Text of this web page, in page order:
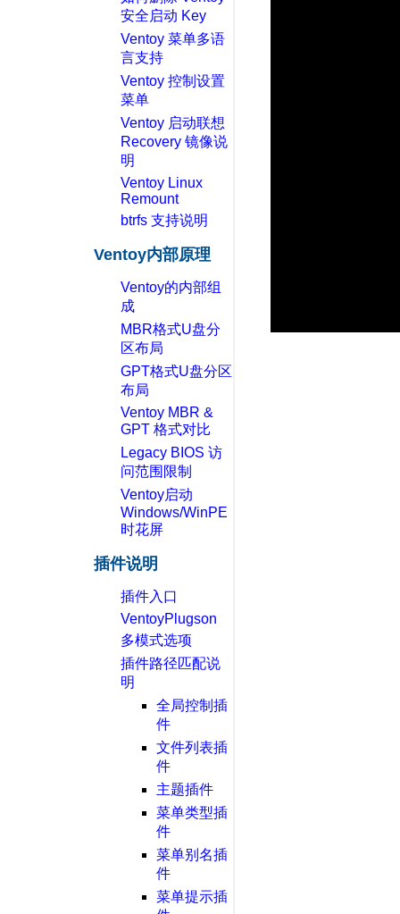
安全启动 Key
Ventoy 菜单多语
言支持
Ventoy 控制设置
菜单
Ventoy 启动联想
Recovery 镜像说
明
Ventoy Linux
Remount
btrfs 支持说明
Ventoy内部原理
Ventoy的内部组
成
MBR格式U盘分
区布局
GPT格式U盘分区
布局
Ventoy MBR &
GPT 格式对比
Legacy BIOS 访
问范围限制
Ventoy启动
Windows/WinPE
时花屏
插件说明
插件入口
VentoyPlugson
多模式选项
插件路径匹配说
明
全局控制插
件
文件列表插
件
主题插件
菜单类型插
件
菜单别名插
件
菜单提示插